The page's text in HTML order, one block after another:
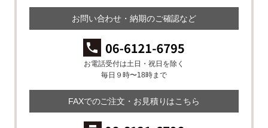
お問い合わせ・納期のご確認など
お電話受付は土日・祝日を除く
毎日９時〜18時まで
FAXでのご注文・お見積りはこちら